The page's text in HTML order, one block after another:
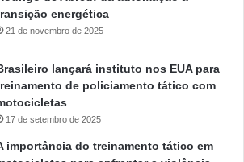
energética
21 de novembro de 2025
lançará instituto nos EUA para
de policiamento tático com
17 de setembro de 2025
importância do treinamento tático em